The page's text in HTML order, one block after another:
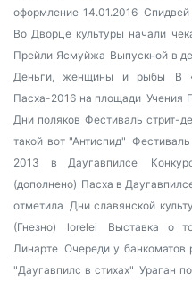
оформление 14.01.2016
Во Дворце культуры начали
Прейли Ясмуйжа Выпускной в
Деньги, женщины и рыбы
В
Пасха-2016 на площади Учения
Дни поляков Фестиваль стрит-
такой вот "Антиспид"
2013 в Даугавпилсе
(дополнено) Пасха в
отметила Дни славянской
(Гнезно)
lorelei Выставка о
Линарте Очереди у банкоматов
"Даугавпилс в стихах" Ураган